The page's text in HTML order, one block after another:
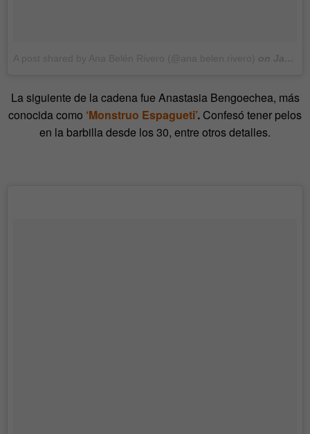
La siguiente de la cadena fue Anastasia Bengoechea, más
conocida como ‘Monstruo Espagueti’. Confesó tener pelos
en la barbilla desde los 30, entre otros detalles.